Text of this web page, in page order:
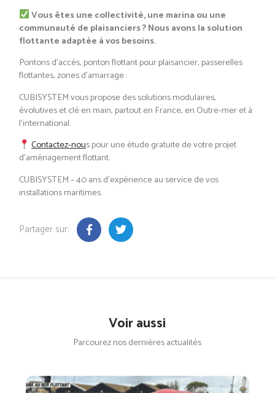
Vous êtes une collectivité, une marina ou une
communauté de plaisanciers ? Nous avons la solution
flottante adaptée à vos besoins.
Pontons d’accès, ponton flottant pour plaisancier, passerelles
flottantes, zones d’amarrage :
CUBISYSTEM vous propose des solutions modulaires,
évolutives et clé en main, partout en France, en Outre-mer et à
l’international.
Contactez-nous pour une étude gratuite de votre projet
d’aménagement flottant.
CUBISYSTEM – 40 ans d’expérience au service de vos
installations maritimes.
Partager sur:
Voir aussi
Parcourez nos dernières actualités